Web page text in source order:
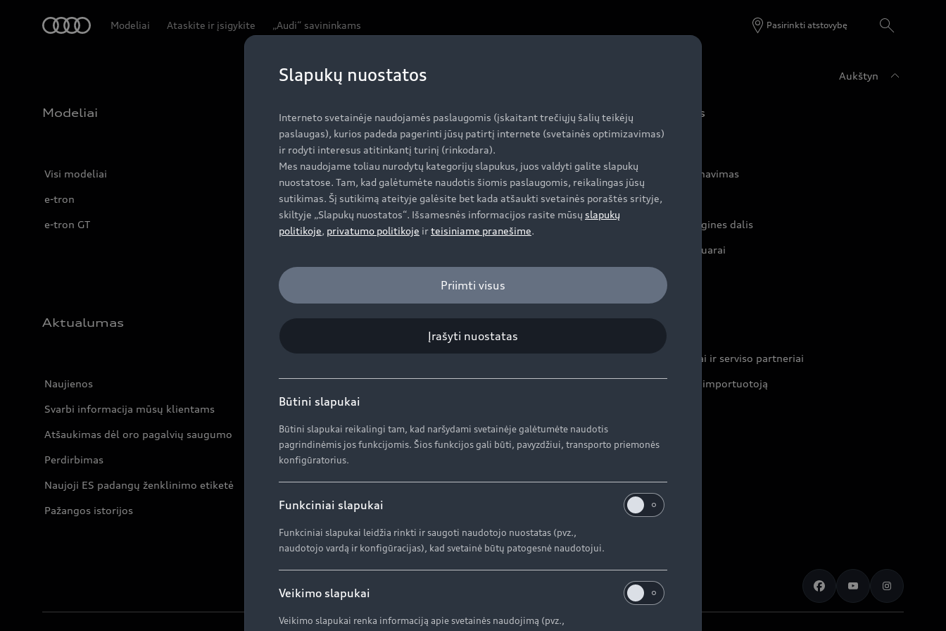
Modeliai Ataskite ir įsigykite „Audi“ savininkams Pasirinkti atstovybę
Aukštyn
Modeliai
Visi modeliai
e-tron
e-tron GT
Įsigyti Audi
Specialūs pasiūlymai
Automobiliai sandėlyje
Naudoti Audi
Audi servisas
Servisas ir aptarnavimas
Serviso akcijos
Originalias atsargines dalis
Originalūs aksesuarai
Garantijos
Aktualumas
Naujienos
Svarbi informacija mūsų klientams
Atšaukimas dėl oro pagalvių saugumo
Perdirbimas
Naujoji ES padangų ženklinimo etiketė
Pažangos istorijos
AUDI AG
Apie kompaniją (ENG)
Istorija (ENG)
Kontaktai
Prekybos atstovai ir serviso partneriai
Informacija apie importuotoją
Slapukų nuostatos
Interneto svetainėje naudojamės paslaugomis (įskaitant trečiųjų šalių teikėjų
paslaugas), kurios padeda pagerinti jūsų patirtį internete (svetainės optimizavimas)
ir rodyti interesus atitinkantį turinį (rinkodara).
Mes naudojame toliau nurodytų kategorijų slapukus, juos valdyti galite slapukų
nuostatose. Tam, kad galėtumėte naudotis šiomis paslaugomis, reikalingas jūsų
sutikimas. Šį sutikimą ateityje galėsite bet kada atšaukti svetainės poraštės srityje,
skiltyje „Slapukų nuostatos“. Išsamesnės informacijos rasite mūsų slapukų
politikoje, privatumo politikoje irteisiniame pranešime.
Priimti visus
Įrašyti nuostatas
Būtini slapukai
Būtini slapukai reikalingi tam, kad naršydami svetainėje galėtumėte naudotis
pagrindinėmis jos funkcijomis. Šios funkcijos gali būti, pavyzdžiui, transporto priemonės
konfigūratorius.
Funkciniai slapukai
Funkciniai slapukai leidžia rinkti ir saugoti naudotojo nuostatas (pvz.,
naudotojo vardą ir konfigūracijas), kad svetainė būtų patogesnė naudotojui.
Veikimo slapukai
Veikimo slapukai renka informaciją apie svetainės naudojimą (pvz.,